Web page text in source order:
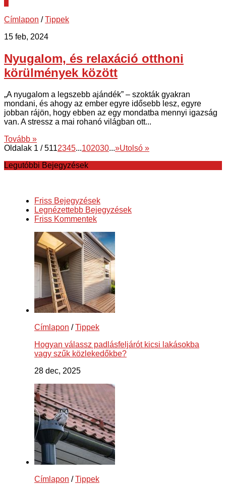
Címlapon /Tippek
15 feb, 2024
Nyugalom, és relaxáció otthoni
körülmények között
„A nyugalom a legszebb ajándék” – szokták gyakran
mondani, és ahogy az ember egyre idősebb lesz, egyre
jobban rájön, hogy ebben az egy mondatba mennyi igazság
van. A stressz a mai rohanó világban ott...
Tovább »
Oldalak 1 / 5112345...102030...»Utolsó »
Legutóbbi Bejegyzések
Friss Bejegyzések
Legnézettebb Bejegyzések
Friss Kommentek
Címlapon /Tippek
Hogyan válassz padlásfeljárót kicsi lakásokba
vagy szűk közlekedőkbe?
28 dec, 2025
Címlapon /Tippek